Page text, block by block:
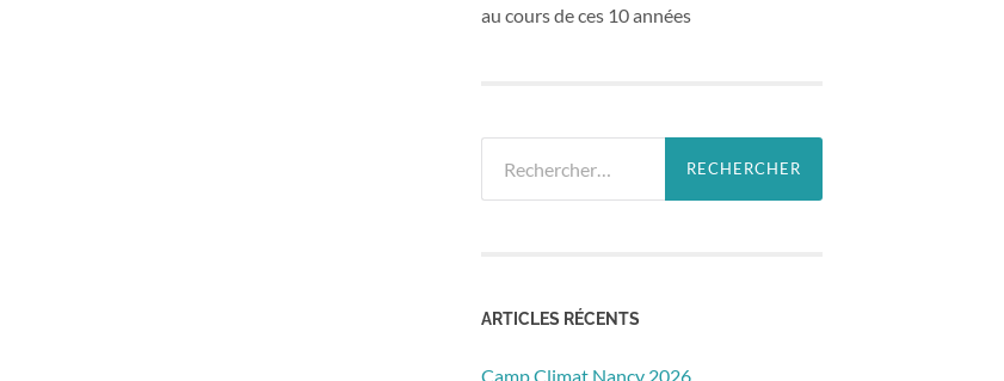
au cours de ces 10 années
ARTICLES RÉCENTS
Camp Climat Nancy 2026